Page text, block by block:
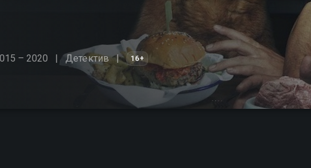
– 2020 Детектив 16+